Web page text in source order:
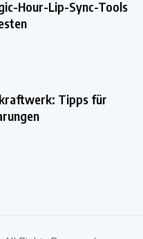
Hour-Lip-Sync-Tools
Tipps für